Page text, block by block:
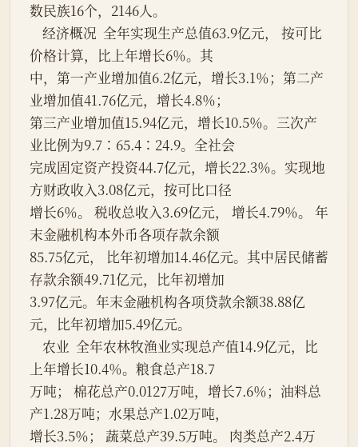
数民族16个，2146人。
价格计算，比上年增长6％。其
中，第一产业增加值6.2亿元，增长3.1％；第二产
业增加值41.76亿元，增长4.8％；
第三产业增加值15.94亿元，增长10.5％。三次产
业比例为9.7∶65.4∶24.9。全社会
完成固定资产投资44.7亿元，增长22.3％。实现地
方财政收入3.08亿元，按可比口径
增长6％。 税收总收入3.69亿元， 增长4.79％。 年
末金融机构本外币各项存款余额
85.75亿元， 比年初增加14.46亿元。其中居民储蓄
存款余额49.71亿元，比年初增加
3.97亿元。年末金融机构各项贷款余额38.88亿
元，比年初增加5.49亿元。
上年增长10.4％。粮食总产18.7
万吨； 棉花总产0.0127万吨，增长7.6％；油料总
产1.28万吨；水果总产1.02万吨，
增长3.5％； 蔬菜总产39.5万吨。 肉类总产2.4万